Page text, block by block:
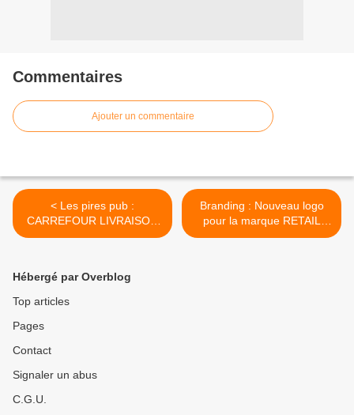
Commentaires
Ajouter un commentaire
< Les pires pub :
CARREFOUR LIVRAISON
EXPRESS... Et idée créative
Branding : Nouveau logo
pour la marque RETAIL
KIABI en 2026 >
Hébergé par Overblog
Top articles
Pages
Contact
Signaler un abus
C.G.U.